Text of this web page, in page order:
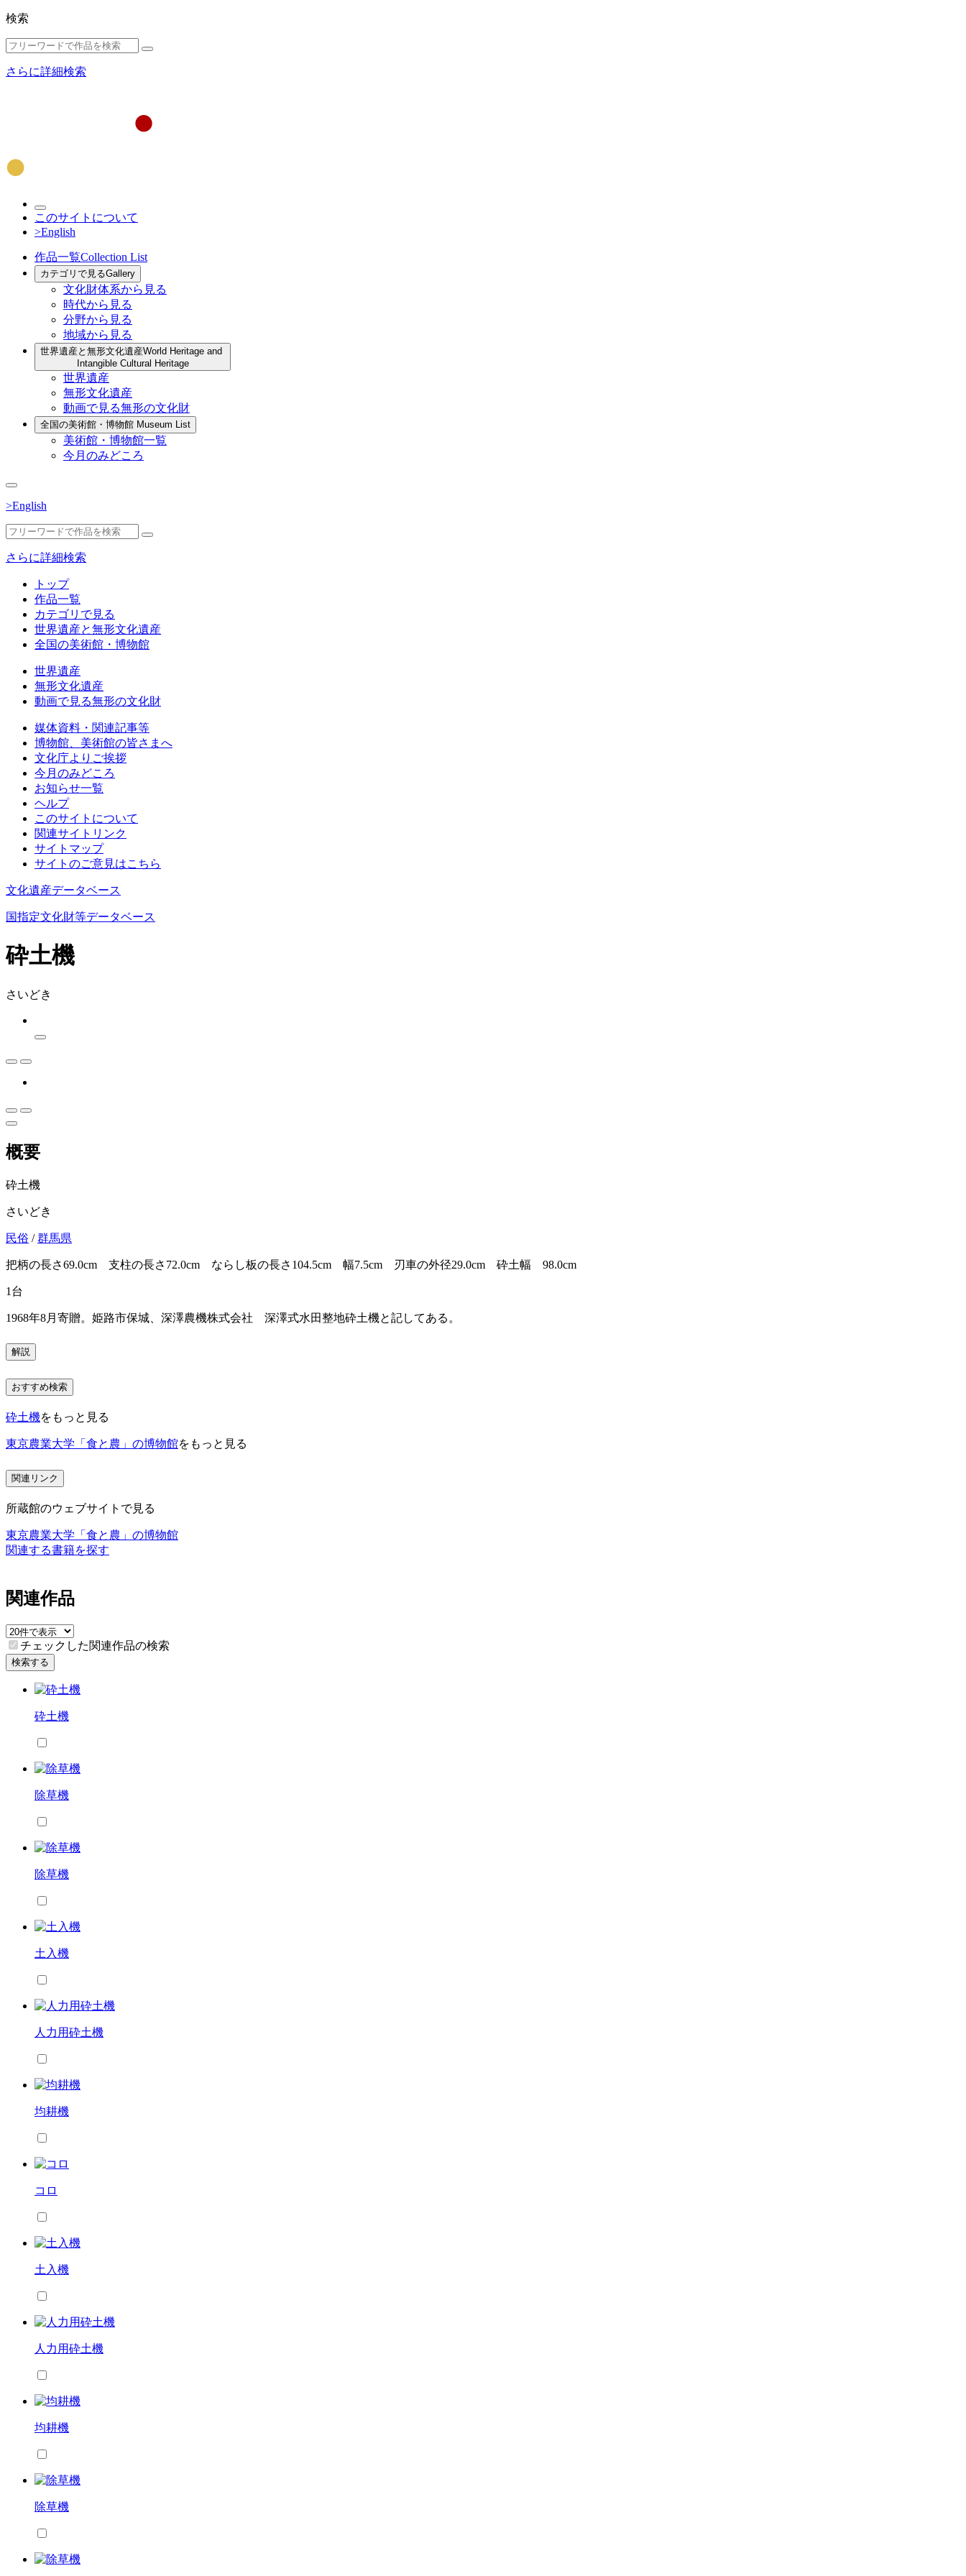
検索
さらに詳細検索
このサイトについて
>English
作品一覧Collection List
カテゴリで見るGallery
文化財体系から見る
時代から見る
分野から見る
地域から見る
世界遺産と無形文化遺産World Heritage and
Intangible Cultural Heritage
世界遺産
無形文化遺産
動画で見る無形の文化財
全国の美術館・博物館 Museum List
美術館・博物館一覧
今月のみどころ
>English
さらに詳細検索
トップ
作品一覧
カテゴリで見る
世界遺産と無形文化遺産
全国の美術館・博物館
世界遺産
無形文化遺産
動画で見る無形の文化財
媒体資料・関連記事等
博物館、美術館の皆さまへ
文化庁よりご挨拶
今月のみどころ
お知らせ一覧
ヘルプ
このサイトについて
関連サイトリンク
サイトマップ
サイトのご意見はこちら
文化遺産データベース
国指定文化財等データベース
砕土機
さいどき
概要
砕土機
さいどき
民俗 /群馬県
把柄の長さ69.0cm 支柱の長さ72.0cm ならし板の長さ104.5cm 幅7.5cm 刃車の外径29.0cm 砕土幅 98.0cm
1台
1968年8月寄贈。姫路市保城、深澤農機株式会社 深澤式水田整地砕土機と記してある。
解説
おすすめ検索
砕土機をもっと見る
東京農業大学「食と農」の博物館をもっと見る
関連リンク
所蔵館のウェブサイトで見る
東京農業大学「食と農」の博物館
関連する書籍を探す
関連作品
チェックした関連作品の検索
検索する
砕土機
除草機
除草機
土入機
人力用砕土機
均耕機
コロ
土入機
人力用砕土機
均耕機
除草機